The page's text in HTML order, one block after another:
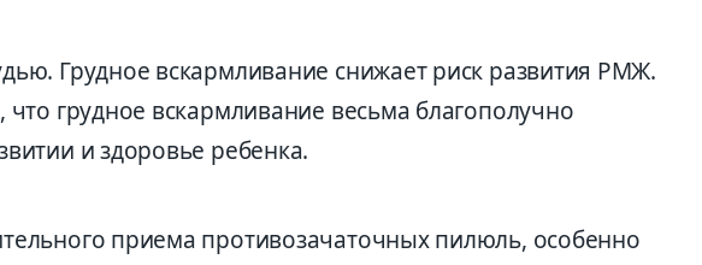
Грудное вскармливание снижает риск развития РМЖ.
что грудное вскармливание весьма благополучно
и здоровье ребенка.
приема противозачаточных пилюль, особенно